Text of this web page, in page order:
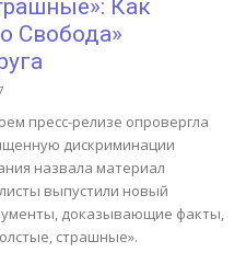
Как
Свобода»
пресс-релизе опровергла
дискриминации
назвала материал
выпустили новый
доказывающие факты,
страшные».